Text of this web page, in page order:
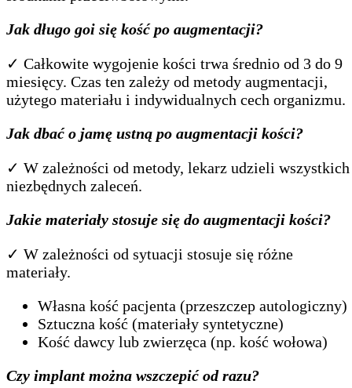
Jak długo goi się kość po augmentacji?
✓ Całkowite wygojenie kości trwa średnio od 3 do 9
miesięcy. Czas ten zależy od metody augmentacji,
użytego materiału i indywidualnych cech organizmu.
Jak dbać o jamę ustną po augmentacji kości?
✓ W zależności od metody, lekarz udzieli wszystkich
niezbędnych zaleceń.
Jakie materiały stosuje się do augmentacji kości?
✓ W zależności od sytuacji stosuje się różne
materiały.
Własna kość pacjenta (przeszczep autologiczny)
Sztuczna kość (materiały syntetyczne)
Kość dawcy lub zwierzęca (np. kość wołowa)
Czy implant można wszczepić od razu?